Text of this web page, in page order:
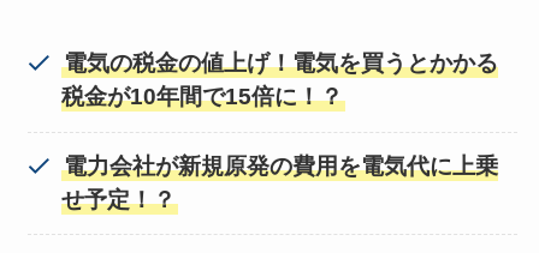
電気の税金の値上げ！電気を買うとかかる
税金が10年間で15倍に！？
電力会社が新規原発の費用を電気代に上乗
せ予定！？